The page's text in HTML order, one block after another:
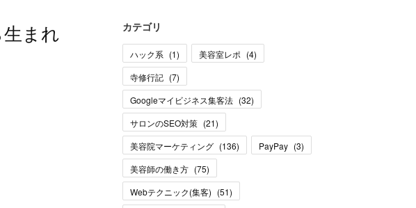
まれ
カテゴリ
ハック系 (1) 美容室レポ (4)
寺修行記 (7)
Googleマイビジネス集客法 (32)
サロンのSEO対策 (21)
美容院マーケティング (136) PayPay (3)
美容師の働き方 (75)
Webテクニック(集客) (51)